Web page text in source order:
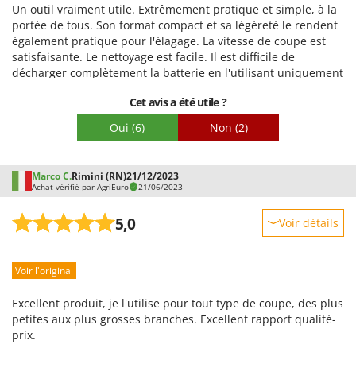
Un outil vraiment utile. Extrêmement pratique et simple, à la
portée de tous. Son format compact et sa légèreté le rendent
également pratique pour l'élagage. La vitesse de coupe est
satisfaisante. Le nettoyage est facile. Il est difficile de
décharger complètement la batterie en l'utilisant uniquement
Cet avis a été utile ?
Oui (6) Non (2)
Marco C.Rimini (RN)21/12/2023
Achat vérifié par AgriEuro 21/06/2023
5,0 Voir détails
Prestations
Qualité / Prix
Facilité de montage
Voir l'original
Excellent produit, je l'utilise pour tout type de coupe, des plus
petites aux plus grosses branches. Excellent rapport qualité-
prix.